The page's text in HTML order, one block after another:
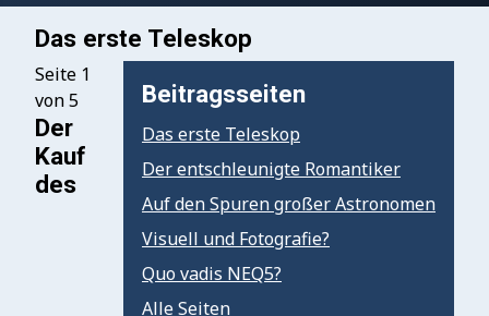
Das erste Teleskop
Beitragsseiten
Das erste Teleskop
Der entschleunigte Romantiker
Auf den Spuren großer Astronomen
Visuell und Fotografie?
Quo vadis NEQ5?
Alle Seiten
Seite 1
von 5
Der
Kauf
des